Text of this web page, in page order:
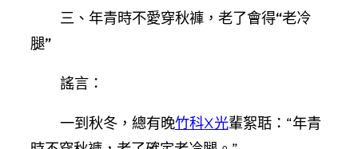
三、年青時不愛穿秋褲，老了會得“老冷
腿”
謠言：
一到秋冬，總有晚竹科X光輩絮聒：“年青